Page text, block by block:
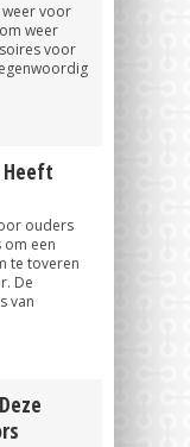
weer voor
weer
voor
Heeft
ouders
een
te toveren
De
van